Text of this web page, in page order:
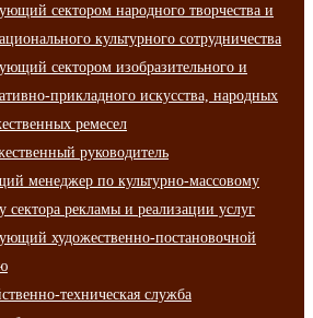
сектором народного творчества и
культурного сотрудничества
сектором изобразительного и
прикладного искусства, народных
ремесел
руководитель
менеджер по культурно-массовому
сектора рекламы и реализации услуг
художественно-постановочной
техническая служба